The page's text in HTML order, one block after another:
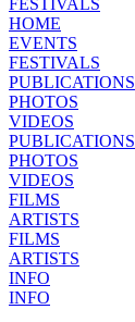
HOME
EVENTS
FESTIVALS
PUBLICATIONS
PHOTOS
VIDEOS
PUBLICATIONS
PHOTOS
VIDEOS
FILMS
ARTISTS
FILMS
ARTISTS
INFO
INFO